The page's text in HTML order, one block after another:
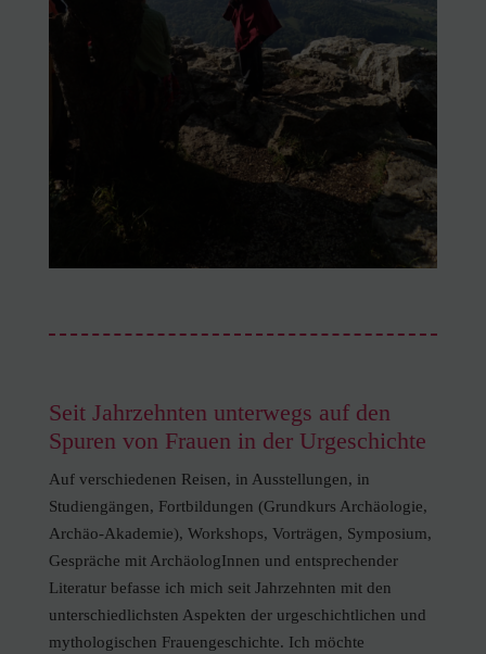
Seit Jahrzehnten unterwegs auf den
Spuren von Frauen in der Urgeschichte
Auf verschiedenen Reisen, in Ausstellungen, in
Studiengängen, Fortbildungen (Grundkurs Archäologie,
Archäo-Akademie), Workshops, Vorträgen, Symposium,
Gespräche mit ArchäologInnen und entsprechender
Literatur befasse ich mich seit Jahrzehnten mit den
unterschiedlichsten Aspekten der urgeschichtlichen und
mythologischen Frauengeschichte. Ich möchte